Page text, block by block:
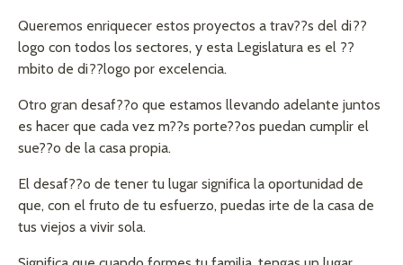
Queremos enriquecer estos proyectos a trav??s del di??
logo con todos los sectores, y esta Legislatura es el ??
mbito de di??logo por excelencia.
Otro gran desaf??o que estamos llevando adelante juntos
es hacer que cada vez m??s porte??os puedan cumplir el
sue??o de la casa propia.
El desaf??o de tener tu lugar significa la oportunidad de
que, con el fruto de tu esfuerzo, puedas irte de la casa de
tus viejos a vivir sola.